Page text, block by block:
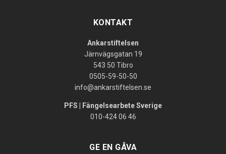
KONTAKT
Ankarstiftelsen
Järnvägsgatan 19
543 50 Tibro
0505-59-50-50
info@ankarstiftelsen.se
PFS | Fängelsearbete Sverige
010-424 06 46
GE EN GÅVA